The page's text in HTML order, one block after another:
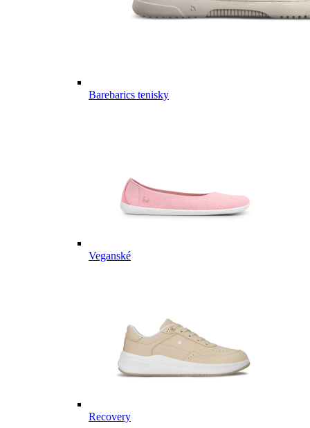
Barebarics tenisky
Veganské
Recovery